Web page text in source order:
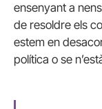
ensenyant a
de resoldre els
estem en
política o se